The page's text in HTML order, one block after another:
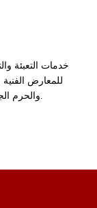
خدمات التعبئة
للمعارض
والحرم الجامعي ، وورش العمل ، ووحدات التصنيع.